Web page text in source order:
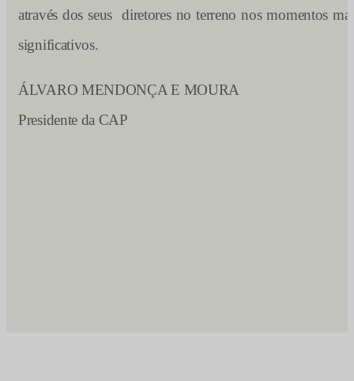
através dos seus diretores no terreno nos momentos
significativos.
ÁLVARO MENDONÇA E MOURA
Presidente da CAP